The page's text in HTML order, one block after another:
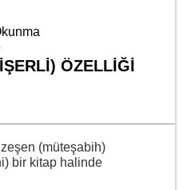
ÖZELLIĞI
(müteşabih)
bir kitap halinde